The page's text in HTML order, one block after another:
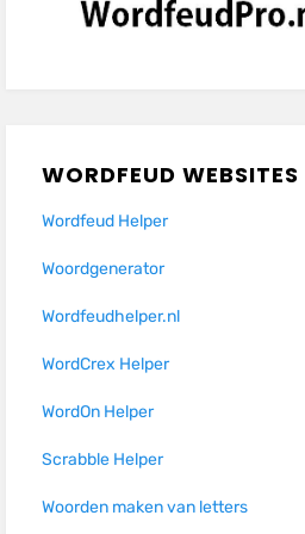
WORDFEUD WEBSITES
Wordfeud Helper
Woordgenerator
Wordfeudhelper.nl
WordCrex Helper
WordOn Helper
Scrabble Helper
Woorden maken van letters